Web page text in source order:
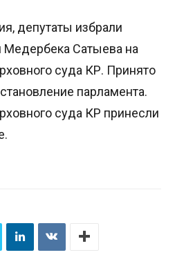
депутаты избрали
Медербека Сатыева на
суда КР. Принято
парламента.
суда КР принесли